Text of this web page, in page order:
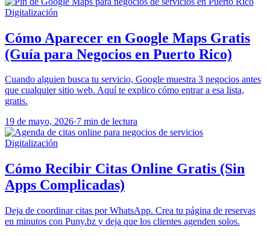
Digitalización
Cómo Aparecer en Google Maps Gratis
(Guía para Negocios en Puerto Rico)
Cuando alguien busca tu servicio, Google muestra 3 negocios antes
que cualquier sitio web. Aquí te explico cómo entrar a esa lista,
gratis.
19 de mayo, 2026·7 min de lectura
Digitalización
Cómo Recibir Citas Online Gratis (Sin
Apps Complicadas)
Deja de coordinar citas por WhatsApp. Crea tu página de reservas
en minutos con Puny.bz y deja que los clientes agenden solos.